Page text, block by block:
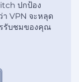
ปกป้อง
VPN จะหลุด
รับชมของคุณ